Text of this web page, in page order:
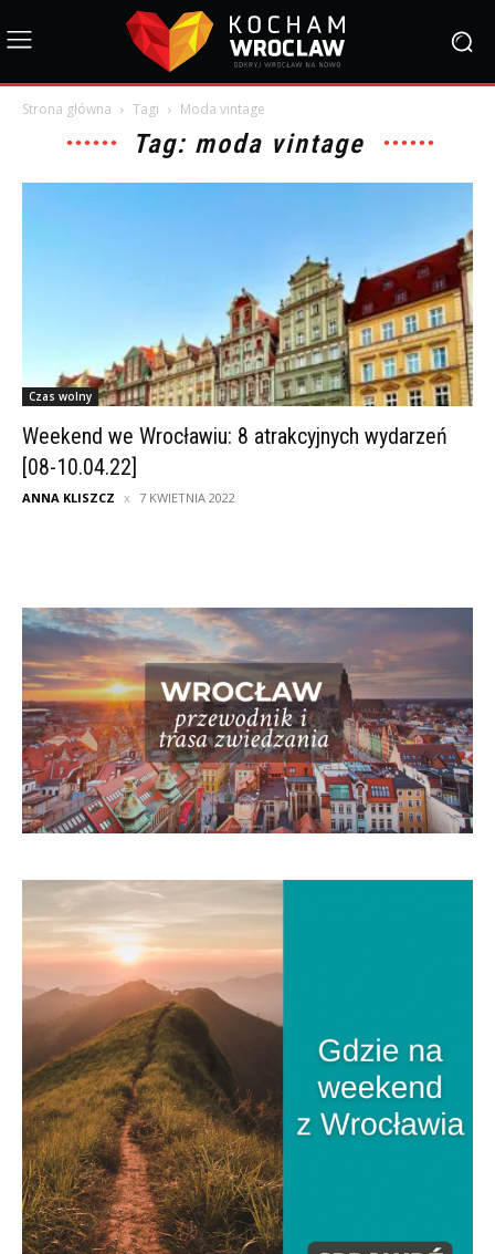
Strona główna Tagi Moda vintage
Tag: moda vintage
Czas wolny
Weekend we Wrocławiu: 8 atrakcyjnych wydarzeń
[08-10.04.22]
ANNA KLISZCZ 7 KWIETNIA 2022